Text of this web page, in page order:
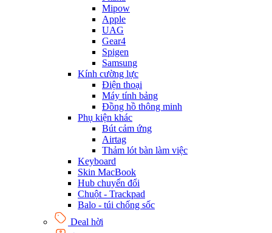
Mipow
Apple
UAG
Gear4
Spigen
Samsung
Kính cường lực
Điện thoại
Máy tính bảng
Đồng hồ thông minh
Phụ kiện khác
Bút cảm ứng
Airtag
Thảm lót bàn làm việc
Keyboard
Skin MacBook
Hub chuyển đổi
Chuột - Trackpad
Balo - túi chống sốc
Deal hời